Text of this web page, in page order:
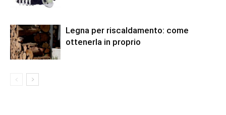
Legna per riscaldamento: come
ottenerla in proprio